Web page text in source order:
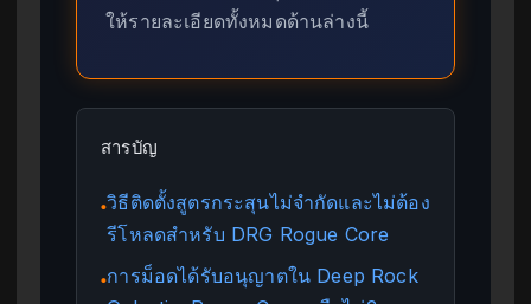
ให้รายละเอียดทั้งหมดด้านล่างนี้
สารบัญ
●วิธีติดตั้งสูตรกระสุนไม่จำกัดและไม่ต้อง
รีโหลดสำหรับ DRG Rogue Core
●การม็อดได้รับอนุญาตใน Deep Rock